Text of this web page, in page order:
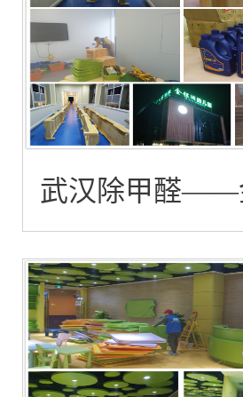
武汉除甲醛——
幼儿园甲醛